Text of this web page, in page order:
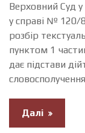
Верховний Суд
у справі № 120/
розбір
пунктом 1
дає підстави
Далі